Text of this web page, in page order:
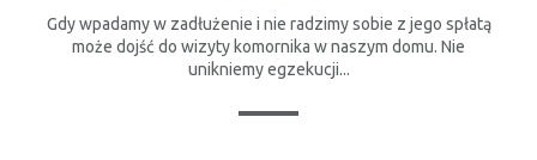
Gdy wpadamy w zadłużenie i nie radzimy sobie z jego spłatą
może dojść do wizyty komornika w naszym domu. Nie
unikniemy egzekucji...